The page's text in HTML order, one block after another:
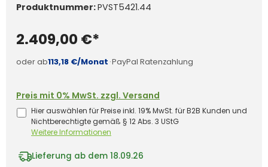
Produktnummer:PVST5421.44
2.409,00 €*
oder ab113,18 €/Monat ·PayPal Ratenzahlung
Preis mit 0% MwSt. zzgl. Versand
Hier auswählen für Preise inkl. 19% MwSt. für B2B Kunden und
Nichtberechtigte gemäß § 12 Abs. 3 UStG
Weitere Informationen
Lieferung ab dem 18.09.26